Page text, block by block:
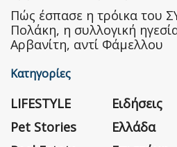
Πώς έσπασε η τρόικα του
Πολάκη, η συλλογική
Αρβανίτη, αντί Φάμελλου
Κατηγορίες
LIFESTYLE
Pet Stories
Ειδήσεις
Ελλάδα